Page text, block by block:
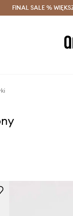
z Answear Club >
FINAL SALE %